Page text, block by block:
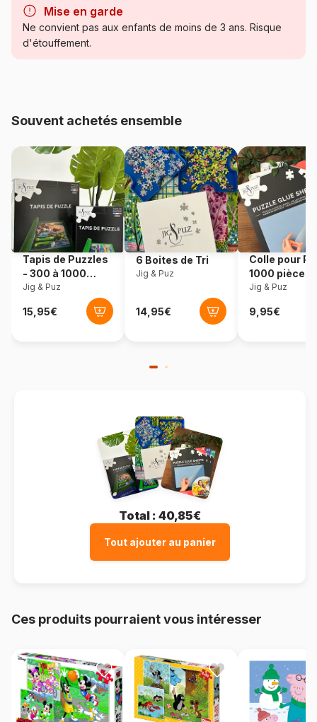
Catégorie Puzzles - Déco et Objets
8590878335462
Nombre de pièces 55 pièces
Dimensions 18 x 18 cm
Mise en garde
Ne convient pas aux enfants de moins de 3 ans. Risque
d'étouffement.
Souvent achetés ensemble
Tapis de Puzzles
- 300 à 1000
pièces
Jig & Puz
6 Boites de Tri
Jig & Puz
Colle pour
1000 pièces
Jig & Puz
Total : 40,85€
Tout ajouter au panier
Ces produits pourraient vous intéresser